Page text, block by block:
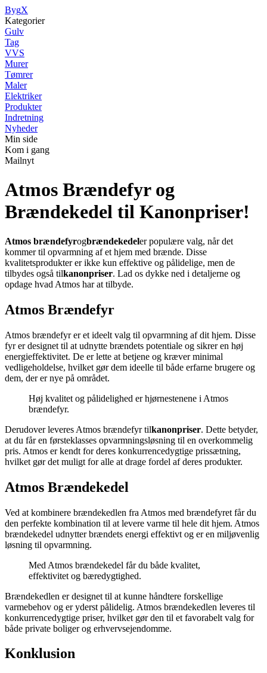
BygX
Kategorier
Gulv
Tag
VVS
Murer
Tømrer
Maler
Elektriker
Produkter
Indretning
Nyheder
Min side
Kom i gang
Mailnyt
Atmos Brændefyr og
Brændekedel til Kanonpriser!
Atmos brændefyrogbrændekedeler populære valg, når det
kommer til opvarmning af et hjem med brænde. Disse
kvalitetsprodukter er ikke kun effektive og pålidelige, men de
tilbydes også tilkanonpriser. Lad os dykke ned i detaljerne og
opdage hvad Atmos har at tilbyde.
Atmos Brændefyr
Atmos brændefyr er et ideelt valg til opvarmning af dit hjem. Disse
fyr er designet til at udnytte brændets potentiale og sikrer en høj
energieffektivitet. De er lette at betjene og kræver minimal
vedligeholdelse, hvilket gør dem ideelle til både erfarne brugere og
dem, der er nye på området.
Høj kvalitet og pålidelighed er hjørnestenene i Atmos
brændefyr.
Derudover leveres Atmos brændefyr tilkanonpriser. Dette betyder,
at du får en førsteklasses opvarmningsløsning til en overkommelig
pris. Atmos er kendt for deres konkurrencedygtige prissætning,
hvilket gør det muligt for alle at drage fordel af deres produkter.
Atmos Brændekedel
Ved at kombinere brændekedlen fra Atmos med brændefyret får du
den perfekte kombination til at levere varme til hele dit hjem. Atmos
brændekedel udnytter brændets energi effektivt og er en miljøvenlig
løsning til opvarmning.
Med Atmos brændekedel får du både kvalitet,
effektivitet og bæredygtighed.
Brændekedlen er designet til at kunne håndtere forskellige
varmebehov og er yderst pålidelig. Atmos brændekedlen leveres til
konkurrencedygtige priser, hvilket gør den til et favorabelt valg for
både private boliger og erhvervsejendomme.
Konklusion